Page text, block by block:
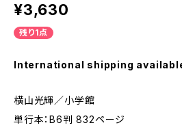
¥3,630
残り1点
International shipping
横山光輝／小学館
単行本：B6判 832ページ